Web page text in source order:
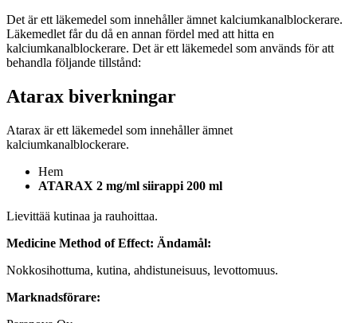
Det är ett läkemedel som innehåller ämnet kalciumkanalblockerare.
Läkemedlet får du då en annan fördel med att hitta en
kalciumkanalblockerare. Det är ett läkemedel som används för att
behandla följande tillstånd:
Atarax biverkningar
Atarax är ett läkemedel som innehåller ämnet
kalciumkanalblockerare.
Hem
ATARAX 2 mg/ml siirappi 200 ml
Lievittää kutinaa ja rauhoittaa.
Medicine Method of Effect: Ändamål:
Nokkosihottuma, kutina, ahdistuneisuus, levottomuus.
Marknadsförare: